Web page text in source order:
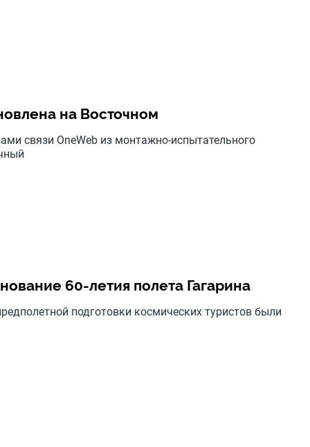
на Восточном
связи OneWeb из монтажно-испытательного
60-летия полета Гагарина
подготовки космических туристов были